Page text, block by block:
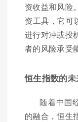
资收益和风险
资工具，它可
进行对冲或投
者的风险承受
恒生指数的
随着中国
的融合，恒生